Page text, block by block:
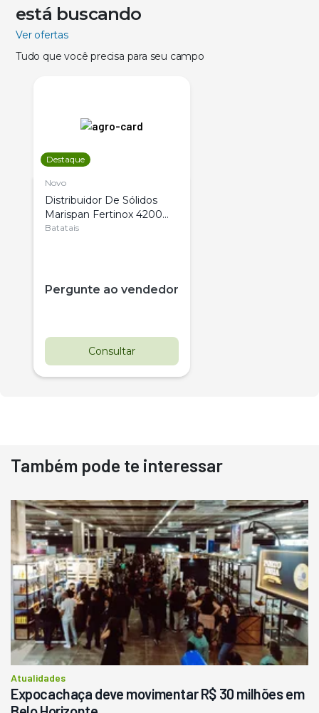
está buscando
Ver ofertas
Tudo que você precisa para seu campo
Destaque
Novo
Distribuidor De Sólidos
Marispan Fertinox 4200
Citrus
Batatais
Pergunte ao vendedor
Consultar
Destaque
Usado
Pá Carregadeira Cat 966
Ano 1987
Londrina
R$ 145.000
Consultar
Também pode te interessar
Atualidades
Expocachaça deve movimentar R$ 30 milhões em